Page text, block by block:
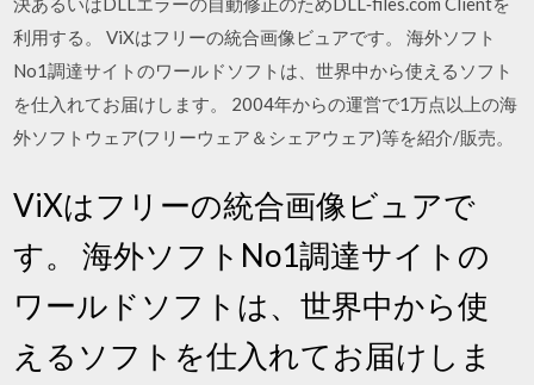
利用する。 ViXはフリーの統合画像ビュアです。 海外ソフト
No1調達サイトのワールドソフトは、世界中から使えるソフト
を仕入れてお届けします。 2004年からの運営で1万点以上の海
外ソフトウェア(フリーウェア＆シェアウェア)等を紹介/販売。
ViXはフリーの統合画像ビュアで
す。 海外ソフトNo1調達サイトの
ワールドソフトは、世界中から使
えるソフトを仕入れてお届けしま